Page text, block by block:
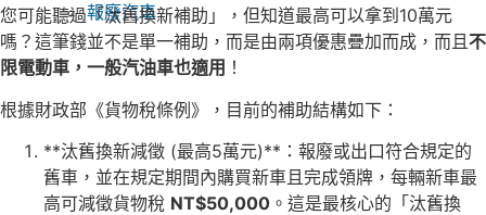
報廢汽車
您可能聽過「汰舊換新補助」，但知道最高可以拿到10萬元
嗎？這筆錢並不是單一補助，而是由兩項優惠疊加而成，而且不
限電動車，一般汽油車也適用 ！
根據財政部《貨物稅條例》，目前的補助結構如下：
**汰舊換新減徵 (最高5萬元)**：報廢或出口符合規定的
舊車，並在規定期間內購買新車且完成領牌，每輛新車最
高可減徵貨物稅 NT$50,000 。這是最核心的「汰舊換